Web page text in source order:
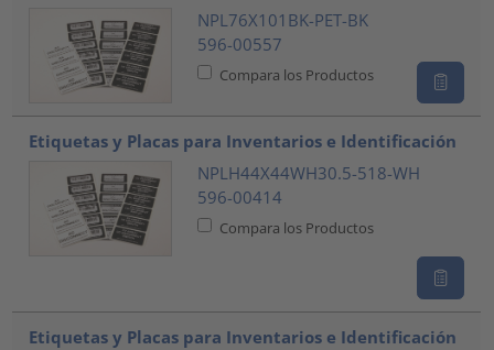
NPL76X101BK-PET-BK
596-00557
Compara los Productos
Etiquetas y Placas para Inventarios e Identificación
NPLH44X44WH30.5-518-WH
596-00414
Compara los Productos
Etiquetas y Placas para Inventarios e Identificación